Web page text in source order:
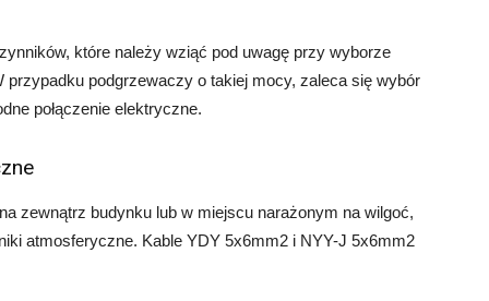
które należy wziąć pod uwagę przy wyborze
podgrzewaczy o takiej mocy, zaleca się wybór
połączenie elektryczne.
zewnątrz budynku lub w miejscu narażonym na wilgoć,
atmosferyczne. Kable YDY 5x6mm2 i NYY-J 5x6mm2